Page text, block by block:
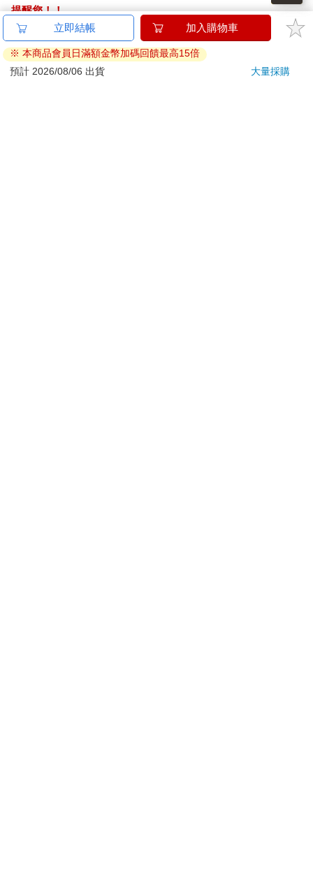
提醒您！！
金石堂及銀行均不會請您操作ATM! 如接獲電話要求您前往
ATM提款機，請不要聽從指示，以免受騙上當！
退換貨須知：
立即結帳 加入購物車
※ 本商品會員日滿額金幣加碼回饋最高15倍
預計 2026/08/06 出貨
大量採購